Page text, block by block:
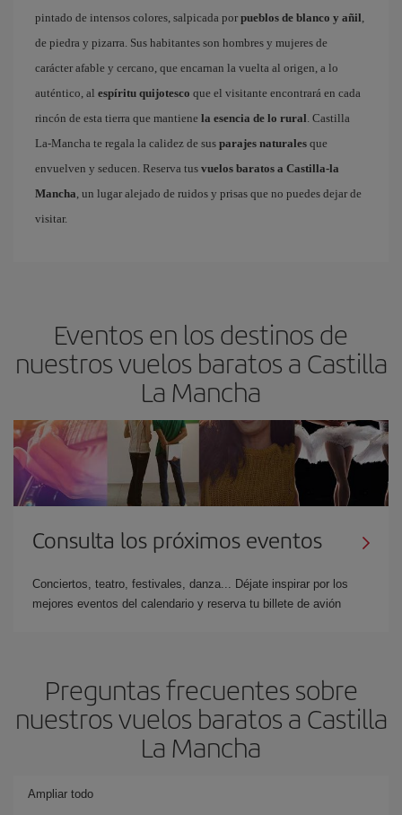
pintado de intensos colores, salpicada por pueblos de blanco y añil
de piedra y pizarra. Sus habitantes son hombres y mujeres de
carácter afable y cercano, que encarnan la vuelta al origen, a lo
auténtico, al espíritu quijotesco que el visitante encontrará en cada
rincón de esta tierra que mantiene la esencia de lo rural . Castilla
La-Mancha te regala la calidez de sus parajes naturales que
envuelven y seducen. Reserva tus vuelos baratos a Castilla-la
Mancha , un lugar alejado de ruidos y prisas que no puedes dejar de
visitar.
Eventos en los destinos de
nuestros vuelos baratos a Castilla
La Mancha
Consulta los próximos eventos
Conciertos, teatro, festivales, danza... Déjate inspirar por los
mejores eventos del calendario y reserva tu billete de avión
Preguntas frecuentes sobre
nuestros vuelos baratos a Castilla
La Mancha
Ampliar todo